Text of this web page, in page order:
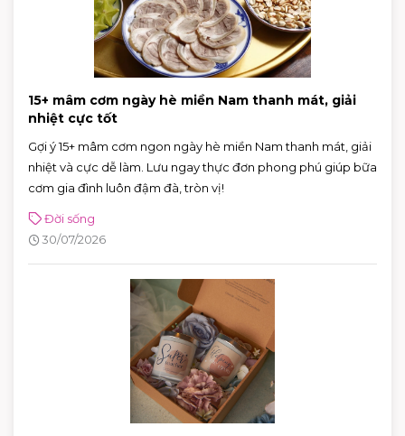
15+ mâm cơm ngày hè miền Nam thanh mát, giải
nhiệt cực tốt
Gợi ý 15+ mâm cơm ngon ngày hè miền Nam thanh mát, giải
nhiệt và cực dễ làm. Lưu ngay thực đơn phong phú giúp bữa
cơm gia đình luôn đậm đà, tròn vị!
Đời sống
30/07/2026